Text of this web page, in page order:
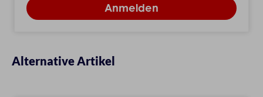
Alternative Artikel